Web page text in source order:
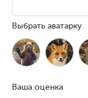
Выбрать аватарку
Ваша оценка